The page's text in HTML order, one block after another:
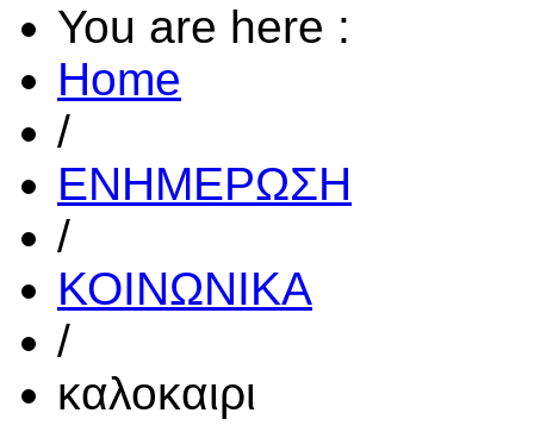
You are here :
Home
/
ΕΝΗΜΕΡΩΣΗ
/
ΚΟΙΝΩΝΙΚΑ
/
καλοκαιρι